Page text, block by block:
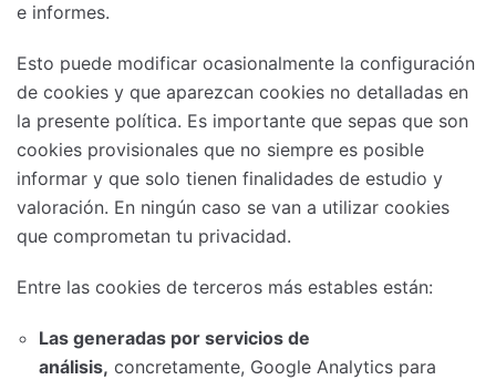
e informes.
Esto puede modificar ocasionalmente la configuración
de cookies y que aparezcan cookies no detalladas en
la presente política. Es importante que sepas que son
cookies provisionales que no siempre es posible
informar y que solo tienen finalidades de estudio y
valoración. En ningún caso se van a utilizar cookies
que comprometan tu privacidad.
Entre las cookies de terceros más estables están:
Las generadas por servicios de
análisis, concretamente, Google Analytics para